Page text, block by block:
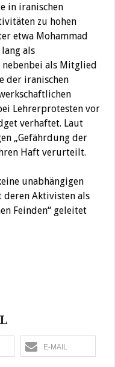
in iranischen
zu hohen
etwa Mohammad
als
als Mitglied
der iranischen
Lehrerprotesten vor
verhaftet. Laut
„Gefährdung der
Haft verurteilt.
unabhängigen
deren Aktivisten als
Feinden“ geleitet
E-MAIL